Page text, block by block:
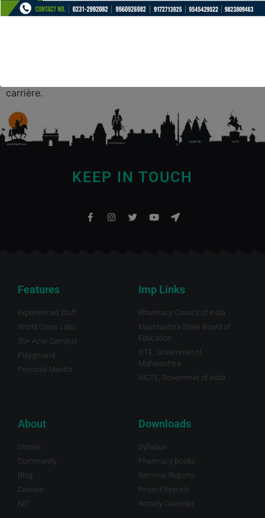
om het middel op de juiste manier te gebruiken. Zorg
carrière.
KEEP IN TOUCH
Features
Experienced Staff
World Class Labs
20+ Acre Campus
Playground
Personal Mentor
Imp Links
Pharmacy Council of India
Mashrashtra State Board of
Education
DTE, Governmet of
Maharashtra.
AICTE, Governmet of India
About
Stories
Community
Blog
Careers
NIT
Downloads
Syllabus
Pharmacy Books
Seminar Reports
Project Reports
Activity Calender